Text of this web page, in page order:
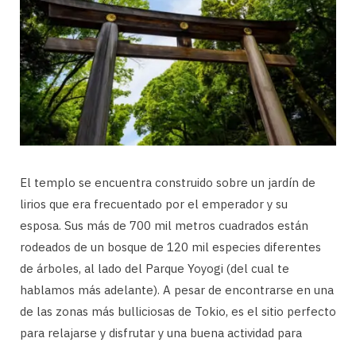
El templo se encuentra construido sobre un jardín de
lirios que era frecuentado por el emperador y su
esposa. Sus más de 700 mil metros cuadrados están
rodeados de un bosque de 120 mil especies diferentes
de árboles, al lado del Parque Yoyogi (del cual te
hablamos más adelante). A pesar de encontrarse en una
de las zonas más bulliciosas de Tokio, es el sitio perfecto
para relajarse y disfrutar y una buena actividad para